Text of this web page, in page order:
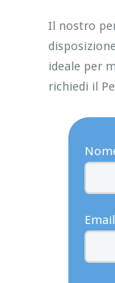
Il nostro
ideale per
richiedi il
Email